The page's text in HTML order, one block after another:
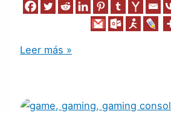
Leer más »